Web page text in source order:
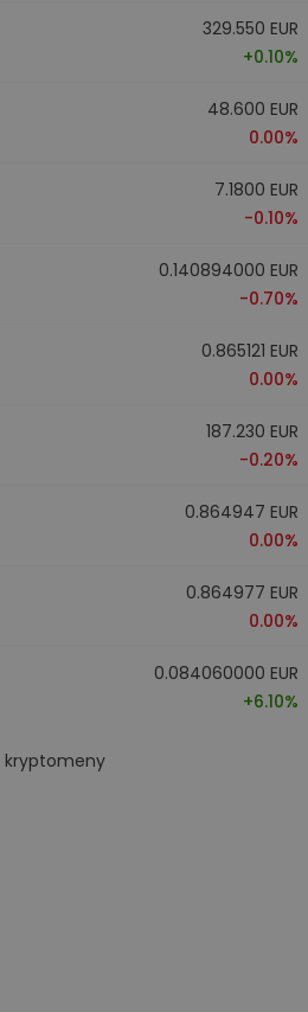
329.550 EUR
+0.10%
48.600 EUR
0.00%
7.1800 EUR
-0.10%
0.140894000 EUR
-0.70%
0.865121 EUR
0.00%
187.230 EUR
-0.20%
0.864947 EUR
0.00%
0.864977 EUR
0.00%
0.084060000 EUR
+6.10%
kryptomeny